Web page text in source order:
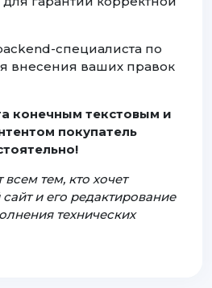
специалиста по
внесения ваших правок
конечным текстовым и
покупатель
тем, кто хочет
и его редактирование
технических